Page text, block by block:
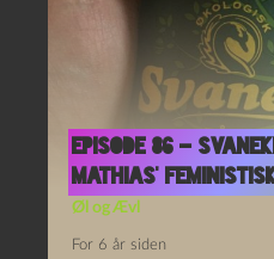
Episode 86 –
Mathias’
Øl og Ævl
For 6 år siden